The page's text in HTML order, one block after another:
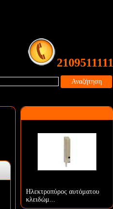
2109511111
Αναζήτηση
Ηλεκτροπύρος αυτόματου
κλειδώμ...